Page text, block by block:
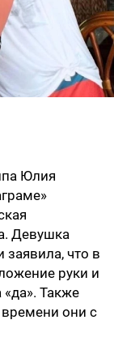
Юлия
Девушка
что в
руки и
«да». Также
они с